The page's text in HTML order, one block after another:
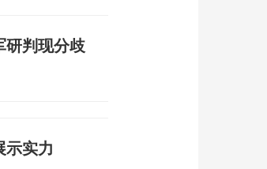
研判现分歧
实力